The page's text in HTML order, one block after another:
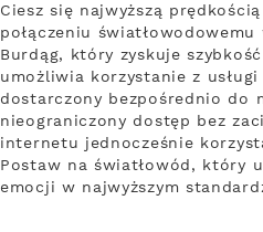
Ciesz się najwyższą
połączeniu
Burdąg, który zyskuje
umożliwia korzystanie z
dostarczony bezpośrednio do
nieograniczony dostęp bez
internetu jednocześnie
Postaw na światłowód, który
emocji w najwyższym